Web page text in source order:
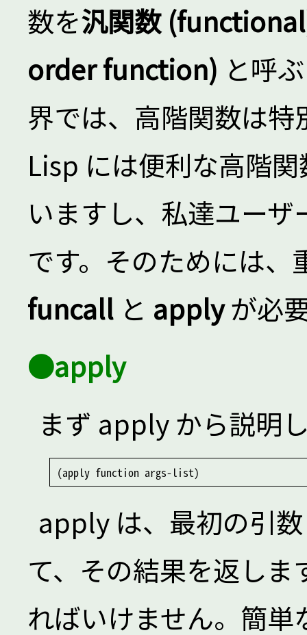
数を汎関数
order function) と呼
界では、高階関数は
Lisp には便利な高階
いますし、私達ユー
です。そのためには、
funcall と applyが必
●apply
まず apply から説明
apply は、最初の引
て、その結果を返しま
ればいけません。簡